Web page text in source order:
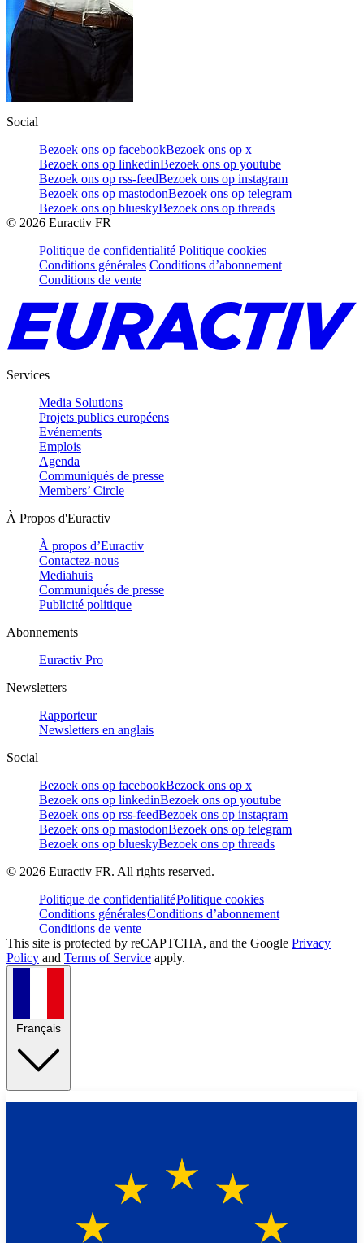
Social
Bezoek ons op facebookBezoek ons op x
Bezoek ons op linkedinBezoek ons op youtube
Bezoek ons op rss-feedBezoek ons op instagram
Bezoek ons op mastodonBezoek ons op telegram
Bezoek ons op blueskyBezoek ons op threads
© 2026 Euractiv FR
Politique de confidentialité Politique cookies
Conditions générales Conditions d’abonnement
Conditions de vente
Services
Media Solutions
Projets publics européens
Evénements
Emplois
Agenda
Communiqués de presse
Members’ Circle
À Propos d'Euractiv
À propos d’Euractiv
Contactez-nous
Mediahuis
Communiqués de presse
Publicité politique
Abonnements
Euractiv Pro
Newsletters
Rapporteur
Newsletters en anglais
Social
Bezoek ons op facebookBezoek ons op x
Bezoek ons op linkedinBezoek ons op youtube
Bezoek ons op rss-feedBezoek ons op instagram
Bezoek ons op mastodonBezoek ons op telegram
Bezoek ons op blueskyBezoek ons op threads
© 2026 Euractiv FR. All rights reserved.
Politique de confidentialitéPolitique cookies
Conditions généralesConditions d’abonnement
Conditions de vente
This site is protected by reCAPTCHA, and the Google Privacy
Policy and Terms of Service apply.
Français